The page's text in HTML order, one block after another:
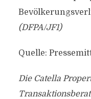
(DFPA/JF1)
Quelle:
Die Catella